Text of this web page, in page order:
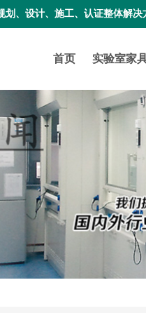
划、设计、施工、认证整体解决
首页 实验室家